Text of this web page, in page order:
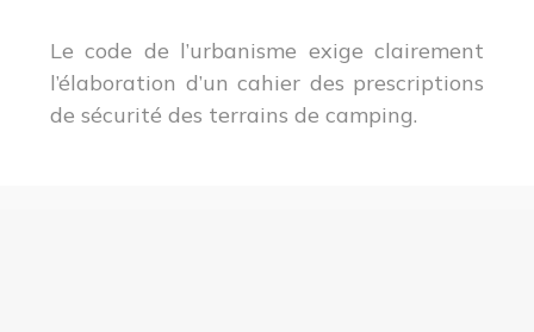
Le code de l’urbanisme exige clairement
l’élaboration d’un cahier des prescriptions
de sécurité des terrains de camping.